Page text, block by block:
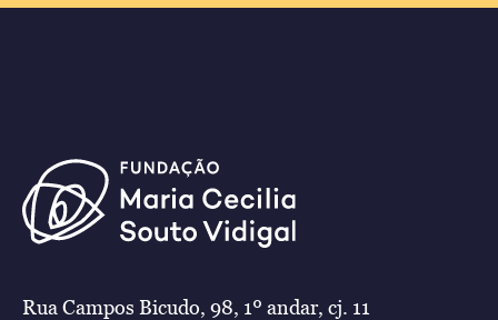
Rua Campos Bicudo, 98, 1º andar, cj. 11